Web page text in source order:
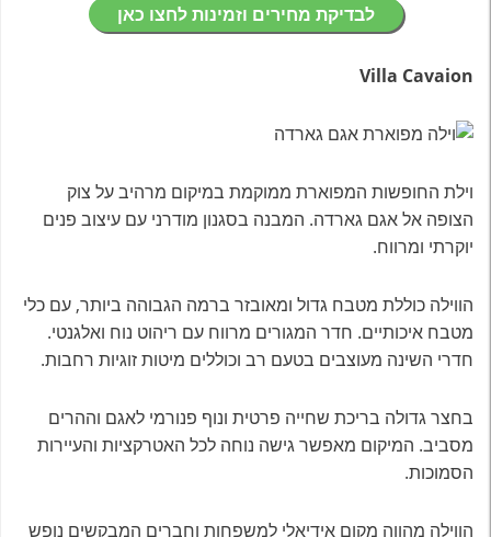
לבדיקת מחירים וזמינות לחצו כאן
Villa Cavaion
וילת החופשות המפוארת ממוקמת במיקום מרהיב על צוק
הצופה אל אגם גארדה. המבנה בסגנון מודרני עם עיצוב פנים
יוקרתי ומרווח.
הווילה כוללת מטבח גדול ומאובזר ברמה הגבוהה ביותר, עם כלי
מטבח איכותיים. חדר המגורים מרווח עם ריהוט נוח ואלגנטי.
חדרי השינה מעוצבים בטעם רב וכוללים מיטות זוגיות רחבות.
בחצר גדולה בריכת שחייה פרטית ונוף פנורמי לאגם וההרים
מסביב. המיקום מאפשר גישה נוחה לכל האטרקציות והעיירות
הסמוכות.
הווילה מהווה מקום אידיאלי למשפחות וחברים המבקשים נופש